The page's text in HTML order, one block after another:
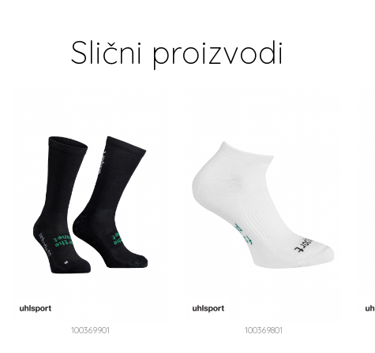
Slični proizvodi
100369901 100369801